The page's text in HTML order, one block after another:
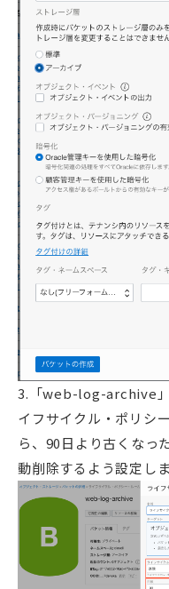
3.「web-log-archive」
イフサイクル・ポリシ
ら、90日より古くなっ
動削除するよう設定しま